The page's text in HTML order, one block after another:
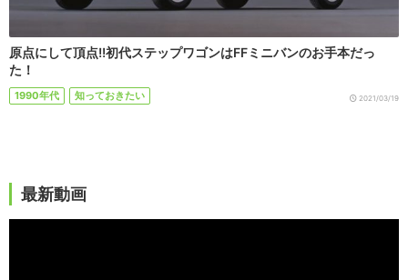
原点にして頂点!!初代ステップワゴンはFFミニバンのお手本だっ
た！
1990年代 知っておきたい 2021/03/19
最新動画